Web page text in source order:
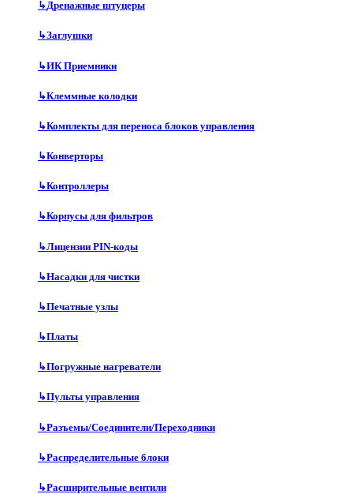
↳Дренажные штуцеры
↳Заглушки
↳ИК Приемники
↳Клеммные колодки
↳Комплекты для переноса блоков управления
↳Конверторы
↳Контроллеры
↳Корпусы для фильтров
↳Лицензии PIN-коды
↳Насадки для чистки
↳Печатные узлы
↳Платы
↳Погружные нагреватели
↳Пульты управления
↳Разъемы/Соединители/Переходники
↳Распределительные блоки
↳Расширительные вентили